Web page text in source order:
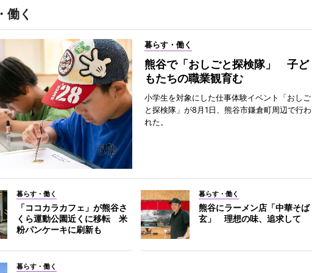
働く
暮らす・働く
熊谷で「おしごと探検隊」 子ど
もたちの職業観育む
小学生を対象にした仕事体験イベント「おしご
と探検隊」が8月1日、熊谷市鎌倉町周辺で行わ
れた。
暮らす・働く
「ココカラカフェ」が熊谷さ
くら運動公園近くに移転 米
粉パンケーキに刷新も
暮らす・働く
熊谷にラーメン店「中華そば
玄」 理想の味、追求して
暮らす・働く